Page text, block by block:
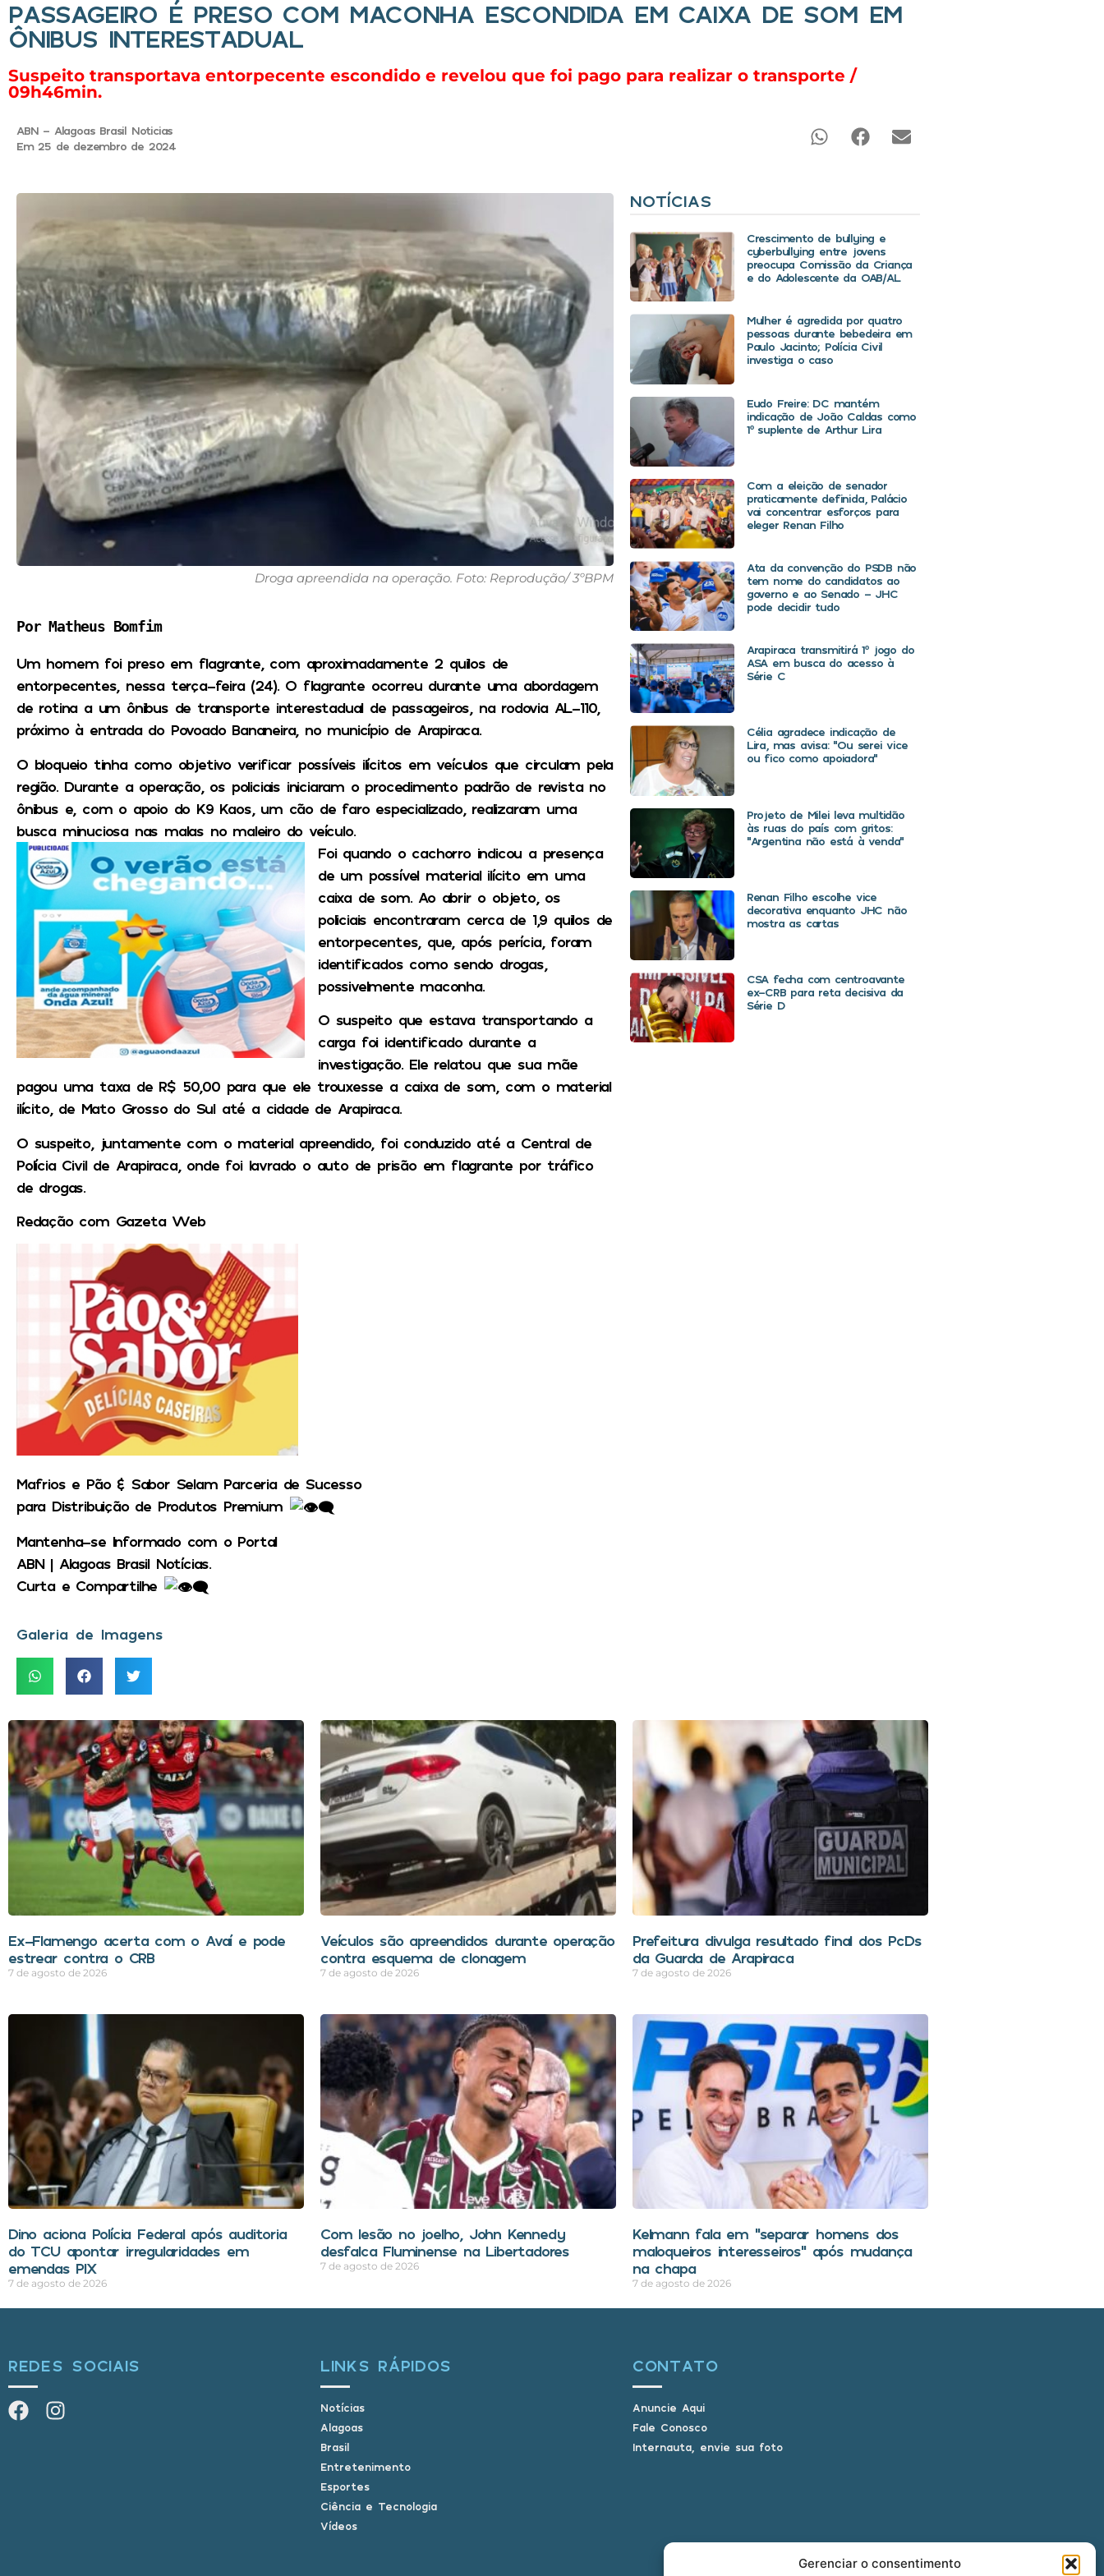
Gerenciar o consentimento
PASSAGEIRO É PRESO COM MACONHA ESCONDIDA EM CAIXA DE SOM EM
ÔNIBUS INTERESTADUAL
Suspeito transportava entorpecente escondido e revelou que foi pago para realizar o transporte /
09h46min.
ABN - Alagoas Brasil Noticias
Em 25 de dezembro de 2024
Droga apreendida na operação. Foto: Reprodução/ 3ºBPM
Por Matheus Bomfim
Um homem foi preso em flagrante, com aproximadamente 2 quilos de
entorpecentes, nessa terça-feira (24). O flagrante ocorreu durante uma abordagem
de rotina a um ônibus de transporte interestadual de passageiros, na rodovia AL-110,
próximo à entrada do Povoado Bananeira, no município de Arapiraca.
O bloqueio tinha como objetivo verificar possíveis ilícitos em veículos que circulam pela
região. Durante a operação, os policiais iniciaram o procedimento padrão de revista no
ônibus e, com o apoio do K9 Kaos, um cão de faro especializado, realizaram uma
busca minuciosa nas malas no maleiro do veículo.
Foi quando o cachorro indicou a presença
de um possível material ilícito em uma
caixa de som. Ao abrir o objeto, os
policiais encontraram cerca de 1,9 quilos de
entorpecentes, que, após perícia, foram
identificados como sendo drogas,
possivelmente maconha.
O suspeito que estava transportando a
carga foi identificado durante a
investigação. Ele relatou que sua mãe
pagou uma taxa de R$ 50,00 para que ele trouxesse a caixa de som, com o material
ilícito, de Mato Grosso do Sul até a cidade de Arapiraca.
O suspeito, juntamente com o material apreendido, foi conduzido até a Central de
Polícia Civil de Arapiraca, onde foi lavrado o auto de prisão em flagrante por tráfico
de drogas.
Redação com Gazeta Web
Mafrios e Pão & Sabor Selam Parceria de Sucesso
para Distribuição de Produtos Premium
Mantenha-se Informado com o Portal
ABN | Alagoas Brasil Notícias.
Curta e Compartilhe
Galeria de Imagens
NOTÍCIAS
Crescimento de bullying e
cyberbullying entre jovens
preocupa Comissão da Criança
e do Adolescente da OAB/AL
Mulher é agredida por quatro
pessoas durante bebedeira em
Paulo Jacinto; Polícia Civil
investiga o caso
Eudo Freire: DC mantém
indicação de João Caldas como
1º suplente de Arthur Lira
Com a eleição de senador
praticamente definida, Palácio
vai concentrar esforços para
eleger Renan Filho
Ata da convenção do PSDB não
tem nome do candidatos ao
governo e ao Senado – JHC
pode decidir tudo
Arapiraca transmitirá 1º jogo do
ASA em busca do acesso à
Série C
Célia agradece indicação de
Lira, mas avisa: “Ou serei vice
ou fico como apoiadora”
Projeto de Milei leva multidão
às ruas do país com gritos:
“Argentina não está à venda”
Renan Filho escolhe vice
decorativa enquanto JHC não
mostra as cartas
CSA fecha com centroavante
ex-CRB para reta decisiva da
Série D
Ex-Flamengo acerta com o Avaí e pode
estrear contra o CRB
7 de agosto de 2026
Veículos são apreendidos durante operação
contra esquema de clonagem
7 de agosto de 2026
Prefeitura divulga resultado final dos PcDs
da Guarda de Arapiraca
7 de agosto de 2026
Dino aciona Polícia Federal após auditoria
do TCU apontar irregularidades em
emendas PIX
7 de agosto de 2026
Com lesão no joelho, John Kennedy
desfalca Fluminense na Libertadores
7 de agosto de 2026
Kelmann fala em “separar homens dos
maloqueiros interesseiros” após mudança
na chapa
7 de agosto de 2026
REDES SOCIAIS LINKS RÁPIDOS
Notícias
Alagoas
Brasil
Entretenimento
Esportes
Ciência e Tecnologia
Vídeos
CONTATO
Anuncie Aqui
Fale Conosco
Internauta, envie sua foto